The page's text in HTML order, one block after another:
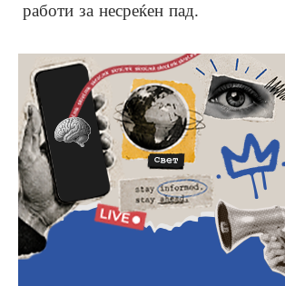
работи за несреќен пад.